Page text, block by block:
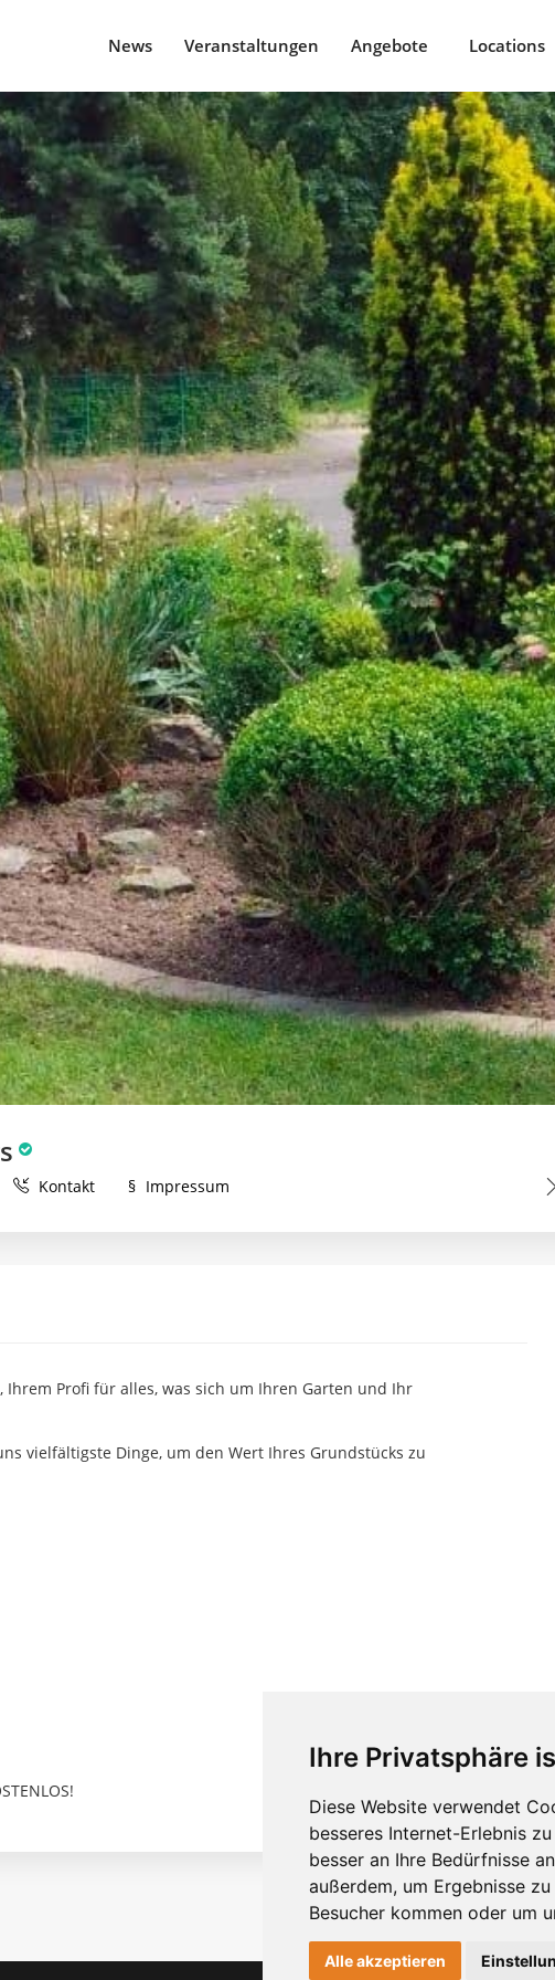
Ihre Privatsphäre
Diese Website verwendet
besseres Internet-Erlebnis
besser an Ihre Bedürfnisse
außerdem, um Ergebnisse
Besucher kommen oder um
Alle akzeptieren
News Veranstaltungen Angebote Locations
Kontakt § Impressum
Ihrem Profi für alles, was sich um Ihren Garten und Ihr
vielfältigste Dinge, um den Wert Ihres Grundstücks zu